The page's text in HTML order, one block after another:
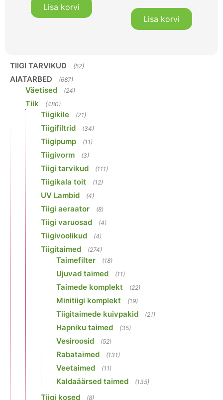
Lisa korvi
Lisa korvi
TIIGI TARVIKUD (52)
AIATARBED (687)
Väetised (24)
Tiik (480)
Tiigikile (21)
Tiigifiltrid (34)
Tiigipump (11)
Tiigivorm (3)
Tiigi tarvikud (111)
Tiigikala toit (12)
UV Lambid (4)
Tiigi aeraator (8)
Tiigi varuosad (4)
Tiigivoolikud (4)
Tiigitaimed (274)
Taimefilter (18)
Ujuvad taimed (11)
Taimede komplekt (22)
Minitiigi komplekt (19)
Tiigitaimede kuivpakid (21)
Hapniku taimed (35)
Vesiroosid (52)
Rabataimed (131)
Veetaimed (11)
Kaldaäärsed taimed (135)
Tiigi kosed (8)